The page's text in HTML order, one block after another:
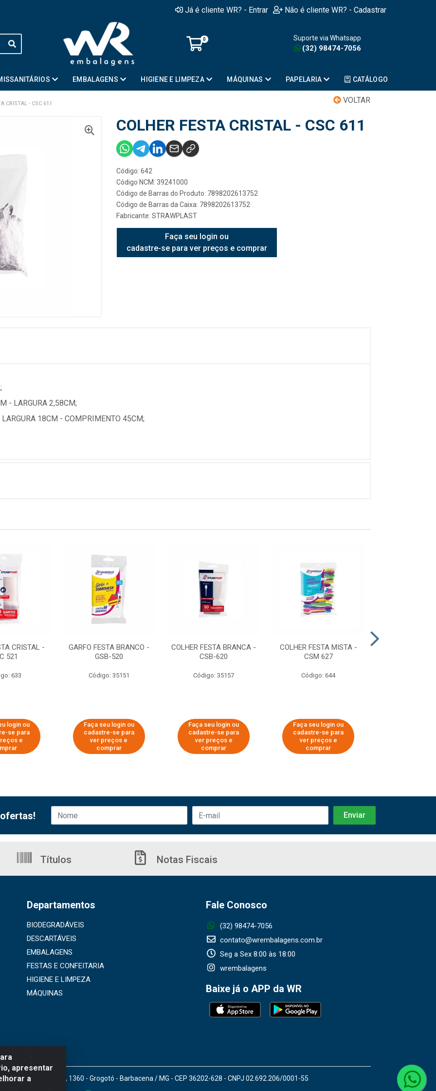
Já é cliente WR? - Entrar Não é cliente WR? - Cadastrar
0 Suporte via Whatsapp
(32) 98474-7056
EMBALAGENS HIGIENE E LIMPEZA MÁQUINAS PAPELARIA CATÁLOGO
VOLTAR
CRISTAL - CSC 611
COLHER FESTA CRISTAL - CSC 611
Código: 642
Código NCM: 39241000
Código de Barras do Produto: 7898202613752
Código de Barras da Caixa: 7898202613752
Fabricante: STRAWPLAST
Faça seu login ou
cadastre-se para ver preços e comprar
- LARGURA 2,58CM;
18CM - COMPRIMENTO 45CM;
CRISTAL -
521
633
login ou
se para
e
GARFO FESTA BRANCO -
GSB-520
Código: 35151
Faça seu login ou
cadastre-se para
ver preços e
comprar
COLHER FESTA BRANCA -
CSB-620
Código: 35157
Faça seu login ou
cadastre-se para
ver preços e
comprar
COLHER FESTA MISTA -
CSM 627
Código: 644
Faça seu login ou
cadastre-se para
ver preços e
comprar
apresentar
a
Títulos Notas Fiscais
Departamentos
BIODEGRADÁVEIS
DESCARTÁVEIS
EMBALAGENS
FESTAS E CONFEITARIA
HIGIENE E LIMPEZA
MÁQUINAS
Fale Conosco
(32) 98474-7056
contato@wrembalagens.com.br
Seg a Sex 8:00 às 18:00
wrembalagens
Baixe já o APP da WR
Gomes de Araújo, 1360 - Grogotó - Barbacena / MG - CEP 36202-628 - CNPJ 02.692.206/0001-55